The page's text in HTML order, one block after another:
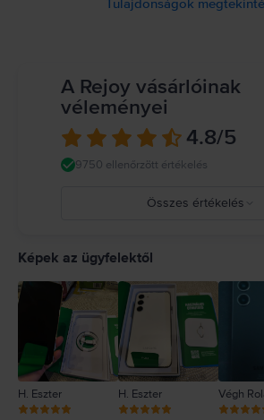
Tulajdonságok
A Rejoy vásárlóinak
véleményei
4.8/5
9750 ellenőrzött értékelés
Összes értékelés
1
Képek az ügyfelektől
H. Eszter H. Eszter Végh